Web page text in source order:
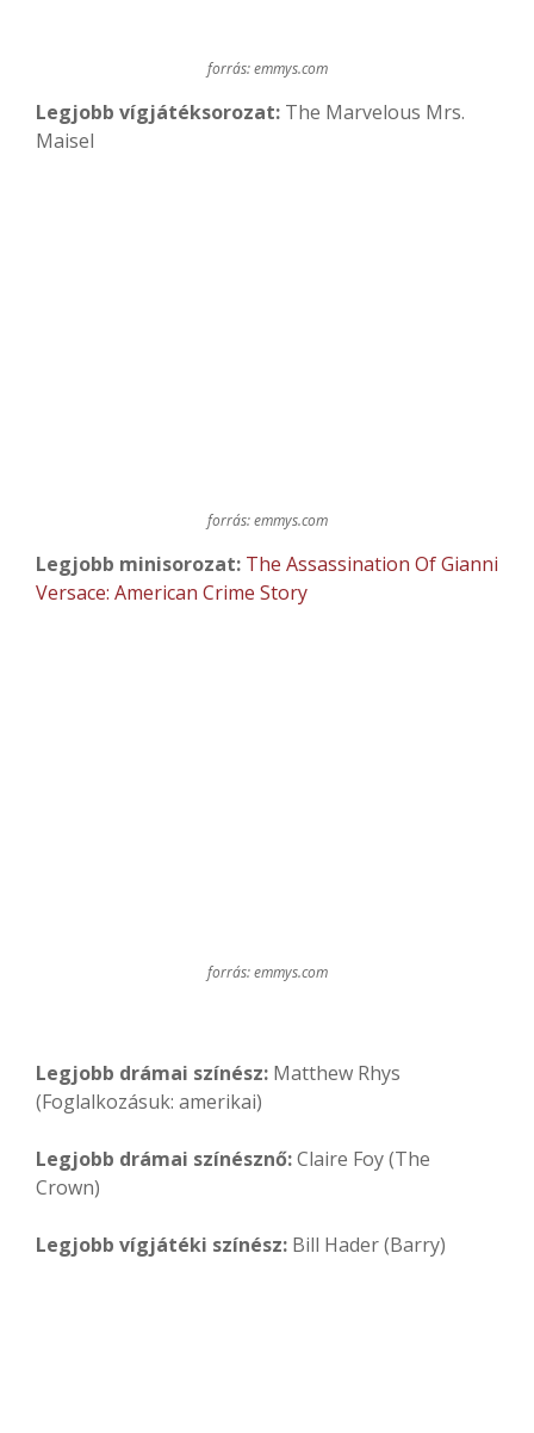
forrás: emmys.com
Legjobb vígjátéksorozat: The Marvelous Mrs.
Maisel
forrás: emmys.com
Legjobb minisorozat: The Assassination Of Gianni
Versace: American Crime Story
forrás: emmys.com
Legjobb drámai színész: Matthew Rhys
(Foglalkozásuk: amerikai)
Legjobb drámai színésznő:Claire Foy (The
Crown)
Legjobb vígjátéki színész: Bill Hader (Barry)